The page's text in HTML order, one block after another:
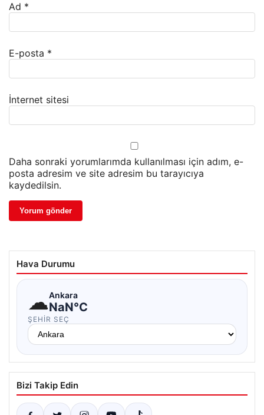
Ad *
E-posta *
İnternet sitesi
Daha sonraki yorumlarımda kullanılması için adım, e-
posta adresim ve site adresim bu tarayıcıya
kaydedilsin.
Hava Durumu
☁Ankara
NaN°C
ŞEHIR SEÇ
Bizi Takip Edin